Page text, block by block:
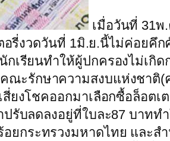
เมื่อวันที่ 31พ
อรี่งวดวันที่ 1มิ.ย.นี้ไม่ค่อยคึ
เรียนทำให้ผู้ปกครองไม่เกิ
ะรักษาความสงบแห่งชาติ
ยงโชคออกมาเลือกซื้อล็อต
รับลดลงอยู่ที่ใบละ87 บาทท
ยกระทรวงมหาดไทย และส